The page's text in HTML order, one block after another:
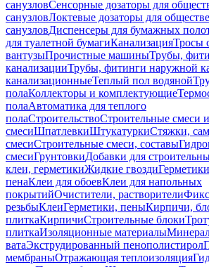
санузловСенсорные дозаторы для
санузловЛоктевые дозаторы для
санузловДиспенсеры для бумажных
для туалетной бумагиКанализацияТросы
вантузыПрочистные машиныТрубы,
канализацииТрубы, фитинги наружной
канализационныеТеплый пол водяной
полаКоллекторы и комплектующие
полаАвтоматика для теплого
полаСтроительствоСтроительные смеси
смесиШпатлевкиШтукатуркиСтяжки,
смесиСтроительные смеси, составы
смесиГрунтовкиДобавки для
клеи, герметикиЖидкие гвоздиГерметики
пенаКлеи для обоевКлеи для напольных
покрытийОчистители, растворители
резьбыКлеиГерметики, пеныКирпичи,
плиткаКирпичиСтроительные блоки
плиткаИзоляционные материалы
ватаЭкструдированный пенополистирол
мембраныОтражающая теплоизоляция